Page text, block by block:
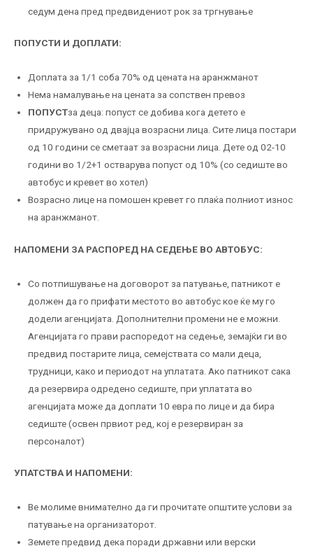
седум дена пред предвидениот рок за тргнување
ПОПУСТИ И ДОПЛАТИ:
Доплата за 1/1 соба 70% од цената на аранжманот
Нема намалување на цената за сопствен превоз
ПОПУСТза деца: попуст се добива кога детето е
придружувано од двајца возрасни лица. Сите лица постари
од 10 години се сметаат за возрасни лица. Дете од 02-10
години во 1/2+1 остварува попуст од 10% (со седиште во
автобус и кревет во хотел)
Возрасно лице на помошен кревет го плаќа полниот износ
на аранжманот.
НАПОМЕНИ ЗА РАСПОРЕД НА СЕДЕЊЕ ВО АВТОБУС:
Со потпишување на договорот за патување, патникот е
должен да го прифати местото во автобус кое ќе му го
додели агенцијата. Дополнителни промени не е можни.
Агенцијата го прави распоредот на седење, земајќи ги во
предвид постарите лица, семејствата со мали деца,
трудници, како и периодот на уплатата. Ако патникот сака
да резервира одредено седиште, при уплатата во
агенцијата може да доплати 10 евра по лице и да бира
седиште (освен првиот ред, кој е резервиран за
персоналот)
УПАТСТВА И НАПОМЕНИ:
Ве молиме внимателно да ги прочитате општите услови за
патување на организаторот.
Земете предвид дека поради државни или верски